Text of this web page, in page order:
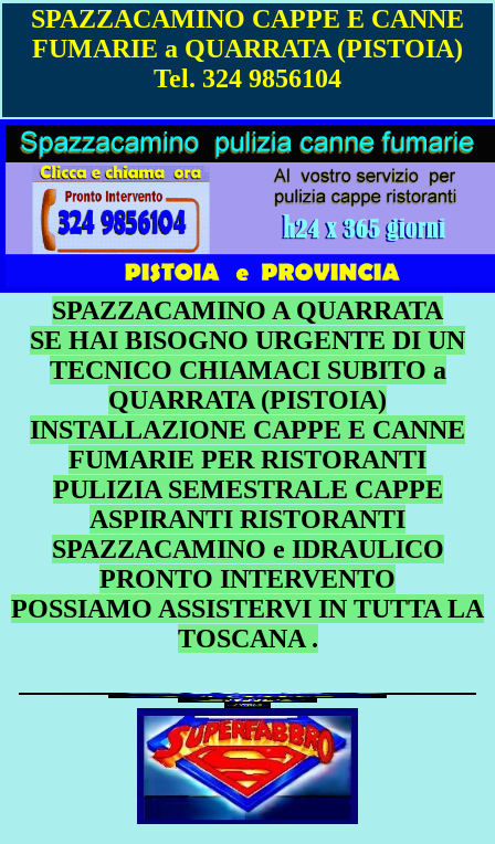
SPAZZACAMINO CAPPE E CANNE
FUMARIE a QUARRATA (PISTOIA)
Tel. 324 9856104
SPAZZACAMINO A QUARRATA
SE HAI BISOGNO URGENTE DI UN
TECNICO CHIAMACI SUBITO a
QUARRATA (PISTOIA)
INSTALLAZIONE CAPPE E CANNE
FUMARIE PER RISTORANTI
PULIZIA SEMESTRALE CAPPE
ASPIRANTI RISTORANTI
SPAZZACAMINO e IDRAULICO
PRONTO INTERVENTO
POSSIAMO ASSISTERVI IN TUTTA LA
TOSCANA .